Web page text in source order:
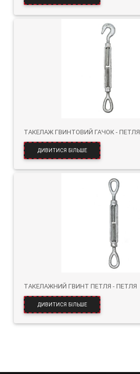
ТАКЕЛАЖ ГВИНТОВИЙ ГАЧОК - ПЕТЛЯ
ДИВИТИСЯ БІЛЬШЕ
ТАКЕЛАЖНИЙ ГВИНТ ПЕТЛЯ - ПЕТЛЯ
ДИВИТИСЯ БІЛЬШЕ